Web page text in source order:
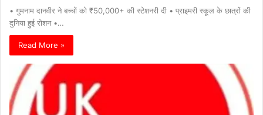
• गुमनाम दानवीर ने बच्चों को ₹50,000+ की स्टेशनरी दी • प्राइमरी स्कूल के छात्रों की
दुनिया हुई रोशन •…
Read More »